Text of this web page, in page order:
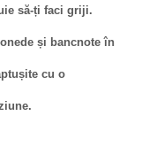
să-ți faci griji.
și bancnote în
cu o